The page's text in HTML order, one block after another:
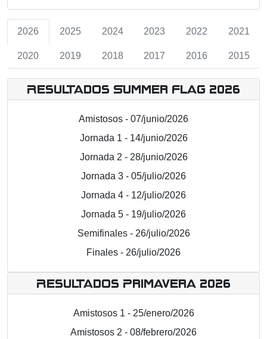
2026 2025 2024 2023 2022 2021
2020 2019 2018 2017 2016 2015
Resultados Summer Flag 2026
Amistosos - 07/junio/2026
Jornada 1 - 14/junio/2026
Jornada 2 - 28/junio/2026
Jornada 3 - 05/julio/2026
Jornada 4 - 12/julio/2026
Jornada 5 - 19/julio/2026
Semifinales - 26/julio/2026
Finales - 26/julio/2026
Resultados Primavera 2026
Amistosos 1 - 25/enero/2026
Amistosos 2 - 08/febrero/2026